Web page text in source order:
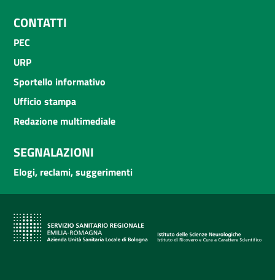
CONTATTI
PEC
URP
Sportello informativo
Ufficio stampa
Redazione multimediale
SEGNALAZIONI
Elogi, reclami, suggerimenti